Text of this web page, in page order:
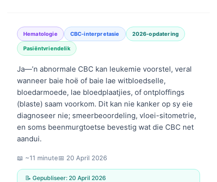
Hematologie CBC-interpretasie 2026-opdatering
Pasiëntvriendelik
Ja—’n abnormale CBC kan leukemie voorstel, veral
wanneer baie hoë of baie lae witbloedselle,
bloedarmoede, lae bloedplaatjies, of ontploffings
(blaste) saam voorkom. Dit kan nie kanker op sy eie
diagnoseer nie; smeerbeoordeling, vloei-sitometrie,
en soms beenmurgtoetse bevestig wat die CBC net
aandui.
📖 ~11 minute📅 20 April 2026
📝 Gepubliseer: 20 April 2026